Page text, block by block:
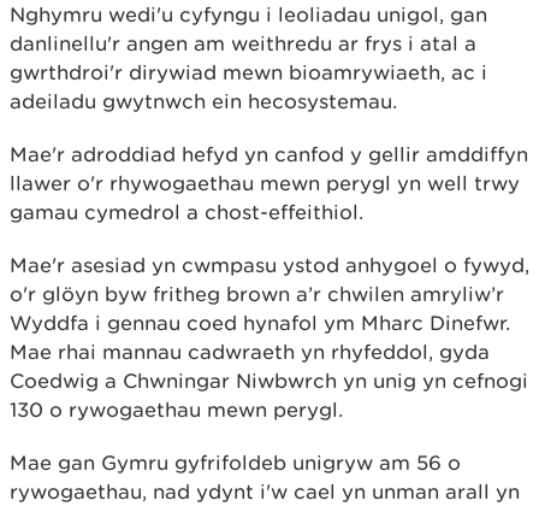
Nghymru wedi'u cyfyngu i leoliadau unigol, gan
danlinellu'r angen am weithredu ar frys i atal a
gwrthdroi'r dirywiad mewn bioamrywiaeth, ac i
adeiladu gwytnwch ein hecosystemau.
Mae'r adroddiad hefyd yn canfod y gellir amddiffyn
llawer o'r rhywogaethau mewn perygl yn well trwy
gamau cymedrol a chost-effeithiol.
Mae'r asesiad yn cwmpasu ystod anhygoel o fywyd,
o'r glöyn byw fritheg brown a’r chwilen amryliw’r
Wyddfa i gennau coed hynafol ym Mharc Dinefwr.
Mae rhai mannau cadwraeth yn rhyfeddol, gyda
Coedwig a Chwningar Niwbwrch yn unig yn cefnogi
130 o rywogaethau mewn perygl.
Mae gan Gymru gyfrifoldeb unigryw am 56 o
rywogaethau, nad ydynt i'w cael yn unman arall yn